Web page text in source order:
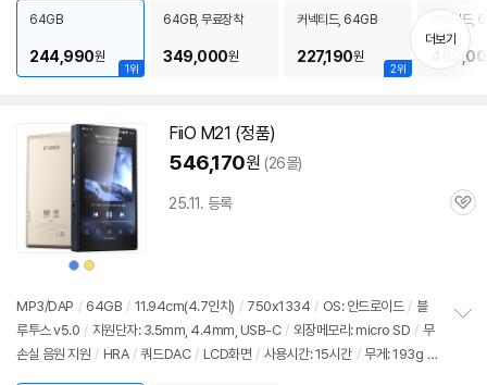
폰 연동 / 출시가: 569,000원
치
기
1위
64GB
244,990원
64GB, 무료장착
349,000원
2위
커넥티드, 64GB
227,190원
커넥티드,
료장착
더보기
상
품
상
상
품
상
FiiO M21 (정품)
546,170원 (26몰)
25.11. 등록
관
MP3/DAP / 64GB / 11.94cm(4.7인치) / 750x1334 / OS: 안드로이드 / 블
루투스 v5.0 / 지원단자: 3.5mm, 4.4mm, USB-C / 외장메모리: micro SD / 무
손실 음원 지원 / HRA / 쿼드DAC / LCD화면 / 사용시간: 15시간 / 무게: 193g /